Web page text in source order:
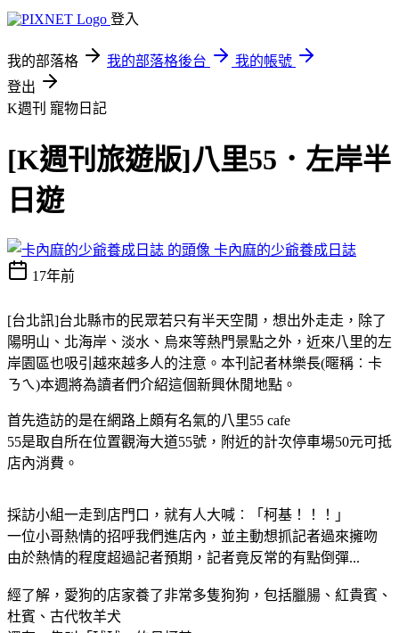
登入
我的部落格 我的部落格後台
我的帳號
登出
K週刊 寵物日記
[K週刊旅遊版]八里55．左岸半
日遊
卡內麻的少爺養成日誌
17年前
[台北訊]台北縣市的民眾若只有半天空閒，想出外走走，除了
陽明山、北海岸、淡水、烏來等熱門景點之外，近來八里的左
岸園區也吸引越來越多人的注意。本刊記者林樂長(暱稱︰卡
ㄋㄟ)本週將為讀者們介紹這個新興休閒地點。
首先造訪的是在網路上頗有名氣的八里55 cafe
55是取自所在位置觀海大道55號，附近的計次停車場50元可抵
店內消費。
採訪小組一走到店門口，就有人大喊︰「柯基！！！」
一位小哥熱情的招呼我們進店內，並主動想抓記者過來擁吻
由於熱情的程度超過記者預期，記者竟反常的有點倒彈...
經了解，愛狗的店家養了非常多隻狗狗，包括臘腸、紅貴賓、
杜賓、古代牧羊犬